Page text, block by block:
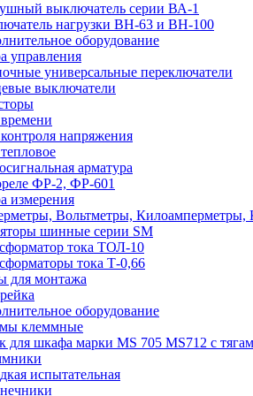
выключатель серии ВА-1
нагрузки ВН-63 и ВН-100
оборудование
управления
универсальные переключатели
выключатели
напряжения
арматура
ФР-2, ФР-601
измерения
Вольтметры, Килоамперметры,
шинные серии SM
тока ТОЛ-10
тока Т-0,66
для монтажа
оборудование
клеммные
для шкафа марки MS 705 MS712 с
испытательная